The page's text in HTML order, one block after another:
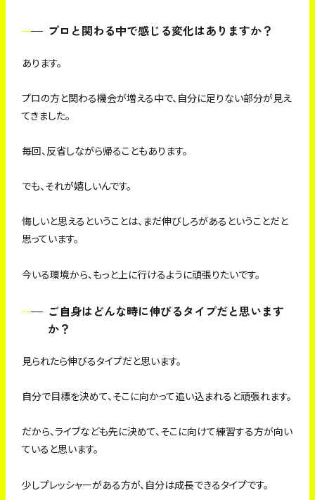
プロと関わる中で感じる変化はありますか？
あります。
プロの方と関わる機会が増える中で、自分に足りない部分が見え
てきました。
毎回、反省しながら帰ることもあります。
でも、それが嬉しいんです。
悔しいと思えるということは、まだ伸びしろがあるということだと
思っています。
今いる環境から、もっと上に行けるように頑張りたいです。
ご自身はどんな時に伸びるタイプだと思います
か？
見られたら伸びるタイプだと思います。
自分で目標を決めて、そこに向かって追い込まれると頑張れます。
だから、ライブなども先に決めて、そこに向けて練習する方が向い
ていると思います。
少しプレッシャーがある方が、自分は成長できるタイプです。